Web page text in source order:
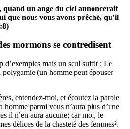
quand un ange du ciel annoncerait
que nous vous avons prêché, qu’il
mormons se contredisent
d’exemples mais un seul suffit : Le
(un homme peut épouser
entendez-moi, et écoutez la parole
homme parmi vous n’aura plus d’une
il n’en aura aucune; car moi, le
délices de la chasteté des femmes².